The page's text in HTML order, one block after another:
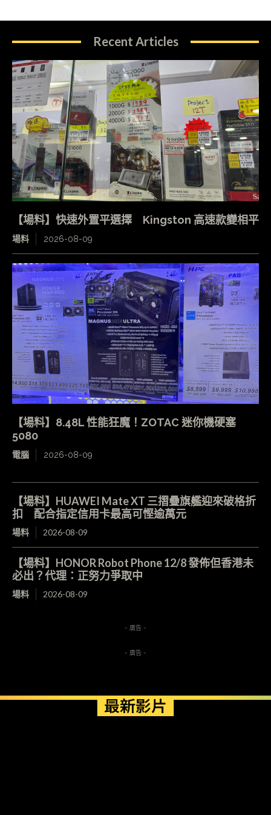
Recent Articles
【場料】快速外置平選擇 Kingston 高速款變相平
場料 2026-08-09
【場料】8.48L 性能狂魔！ZOTAC 迷你機硬塞
5080
電腦 2026-08-09
【場料】HUAWEI Mate XT 三摺疊旗艦迎來破格折
扣 配合指定信用卡最高可慳逾萬元
場料 2026-08-09
【場料】HONOR Robot Phone 12/8 發佈但香港未
必出？代理：正努力爭取中
場料 2026-08-09
- 廣告 -
- 廣告 -
最新影片